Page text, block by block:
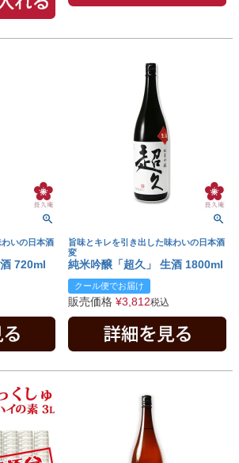
いの日本酒
720ml
旨味とキレを引き出した味わいの日本酒
変
純米吟醸「超久」 生酒 1800ml
クール便でお届け
販売価格 ¥3,812税込